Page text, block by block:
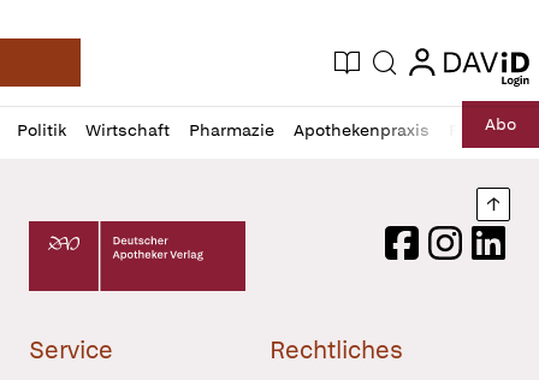
Deutsche Apotheker Zeitung
Aktuelle Ausgabe
Suche login
login
Politik Wirtschaft Pharmazie Apothekenpraxis RechtAbo
Profil
öffnen
Daz
Pur
Deutscher Apotheker Verlag Logo
FacebookInstagram
Service Rechtliches